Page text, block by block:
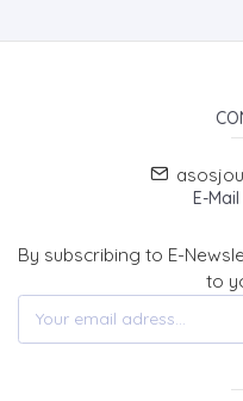
E-
By subscribing to E-
to